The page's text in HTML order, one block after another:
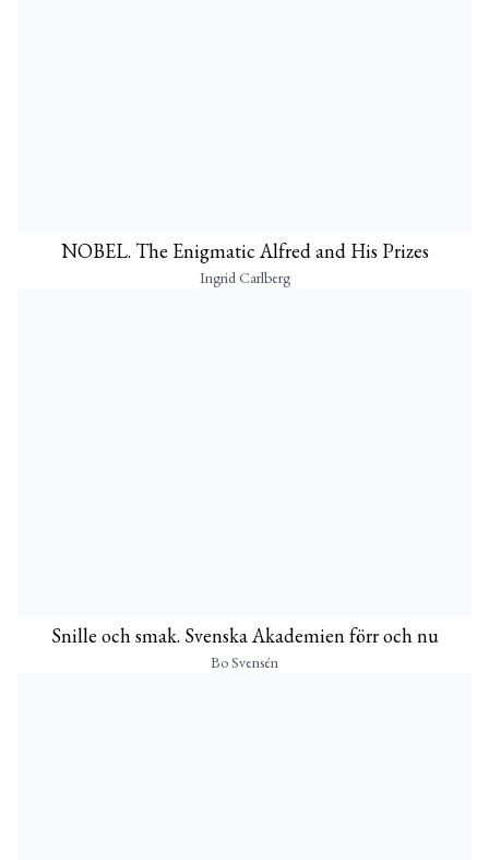
NOBEL. The Enigmatic Alfred and His Prizes
Ingrid Carlberg
Snille och smak. Svenska Akademien förr och nu
Bo Svensén